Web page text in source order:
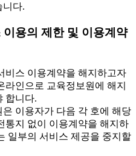
니다.
이용의 제한 및 이용계약
스 이용계약을 해지하고자
라인으로 교육정보원에 해지
합니다.
이용자가 다음 각 호에 해당
통지 없이 이용계약을 해지하
일부의 서비스 제공을 중지할